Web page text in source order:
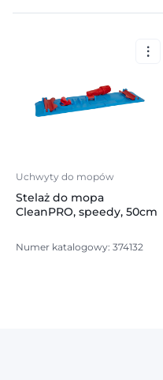
Uchwyty do mopów
Stelaż do mopa
CleanPRO, speedy, 50cm
Numer katalogowy: 374132